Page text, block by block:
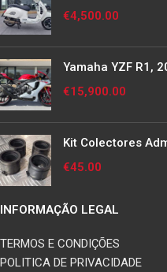
€4,500.00
Yamaha YZF R1,
€15,900.00
Kit Colectores
€45.00
INFORMAÇÃO LEGAL
TERMOS E CONDIÇÕES
POLITICA DE PRIVACIDADE